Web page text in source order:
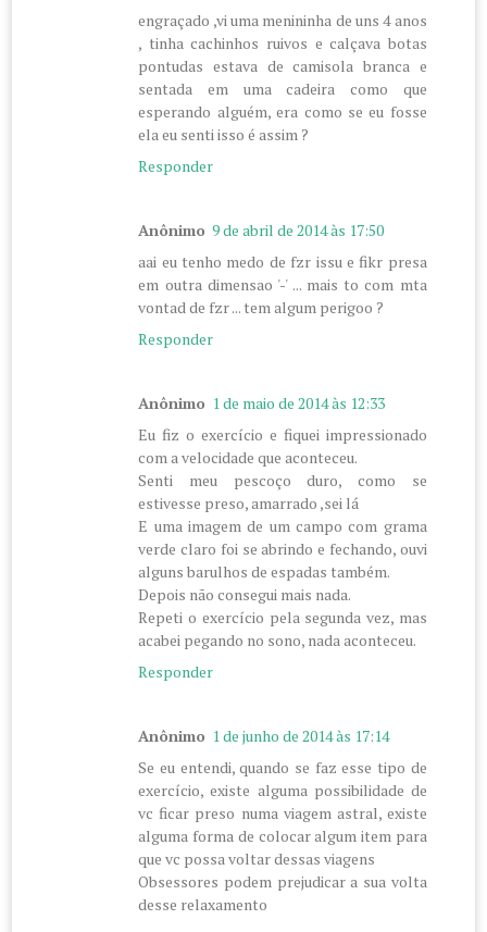
engraçado ,vi uma menininha de uns 4 anos
, tinha cachinhos ruivos e calçava botas
pontudas estava de camisola branca e
sentada em uma cadeira como que
esperando alguém, era como se eu fosse
ela eu senti isso é assim ?
Responder
Anônimo 9 de abril de 2014 às 17:50
aai eu tenho medo de fzr issu e fikr presa
em outra dimensao '-' ... mais to com mta
vontad de fzr ... tem algum perigoo ?
Responder
Anônimo 1 de maio de 2014 às 12:33
Eu fiz o exercício e fiquei impressionado
com a velocidade que aconteceu.
Senti meu pescoço duro, como se
estivesse preso, amarrado ,sei lá
E uma imagem de um campo com grama
verde claro foi se abrindo e fechando, ouvi
alguns barulhos de espadas também.
Depois não consegui mais nada.
Repeti o exercício pela segunda vez, mas
acabei pegando no sono, nada aconteceu.
Responder
Anônimo 1 de junho de 2014 às 17:14
Se eu entendi, quando se faz esse tipo de
exercício, existe alguma possibilidade de
vc ficar preso numa viagem astral, existe
alguma forma de colocar algum item para
que vc possa voltar dessas viagens
Obsessores podem prejudicar a sua volta
desse relaxamento